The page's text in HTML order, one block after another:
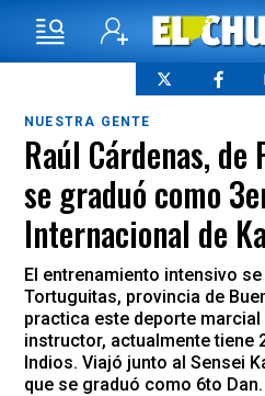
NUESTRA GENTE
Raúl Cárdenas, de
se graduó como
Internacional de
El entrenamiento intensivo
Tortuguitas, provincia de
practica este deporte marcial
instructor, actualmente tiene
Indios. Viajó junto al Sensei
que se graduó como 6to Dan.